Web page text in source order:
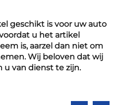
geschikt is voor uw auto
u het artikel
is, aarzel dan niet om
Wij beloven dat wij
u van dienst te zijn.